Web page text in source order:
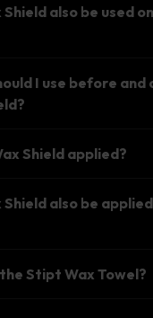
also be used on
I use before
Shield applied?
also be
Stipt Wax Towel?